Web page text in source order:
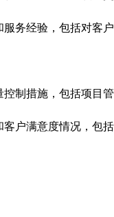
务经验，包括对客
制措施，包括项目
户满意度情况，包